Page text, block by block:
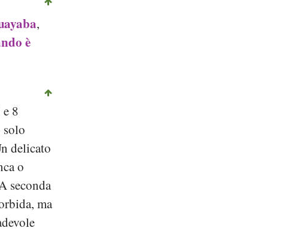
,
è
8
solo
delicato
o
seconda
ma